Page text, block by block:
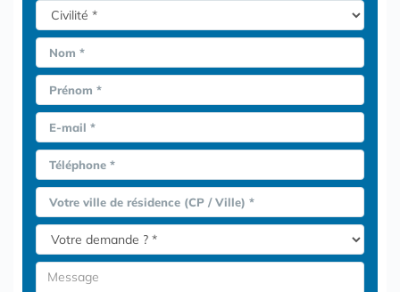
Nom *
Prénom *
E-mail *
Téléphone *
Votre ville de résidence (CP / Ville) *